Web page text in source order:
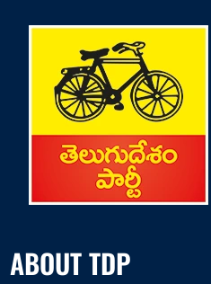
ABOUT TDP